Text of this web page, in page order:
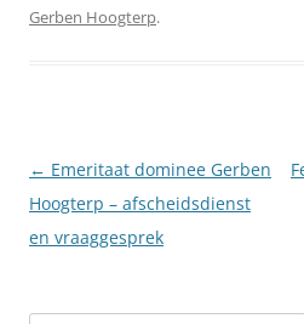
Gerben Hoogterp.
Berichtnavigatie
← Emeritaat dominee Gerben
Hoogterp – afscheidsdienst
en vraaggesprek